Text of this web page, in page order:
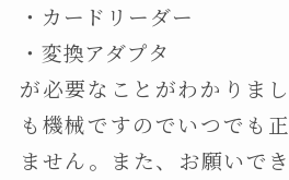
・カードリーダー
・変換アダプタ
が必要なことがわかりま
も機械ですのでいつでも
ません。また、お願いで